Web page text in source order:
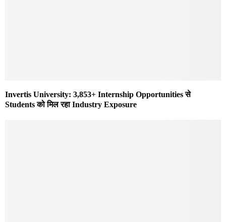
Invertis University: 3,853+ Internship Opportunities से
Students को मिल रहा Industry Exposure